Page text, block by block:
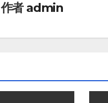
作者 admin